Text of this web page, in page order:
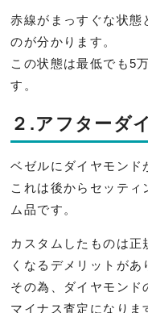
赤線がまっすぐな状態
のが分かります。
この状態は最低でも5
す。
２.アフターダ
ベゼルにダイヤモンド
これは後からセッティ
ム品です。
カスタムしたものは正
くなるデメリットがあ
その為、ダイヤモン
マイナス査定になりま